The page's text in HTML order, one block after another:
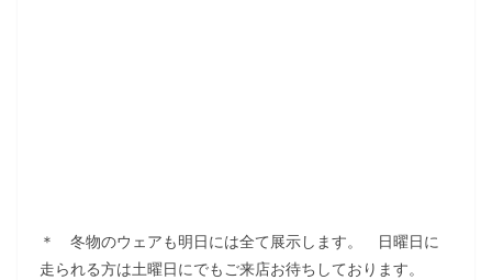
＊ 冬物のウェアも明日には全て展示します。 日曜日に
走られる方は土曜日にでもご来店お待ちしております。